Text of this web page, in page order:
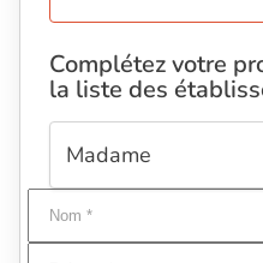
Complétez votre
la liste des